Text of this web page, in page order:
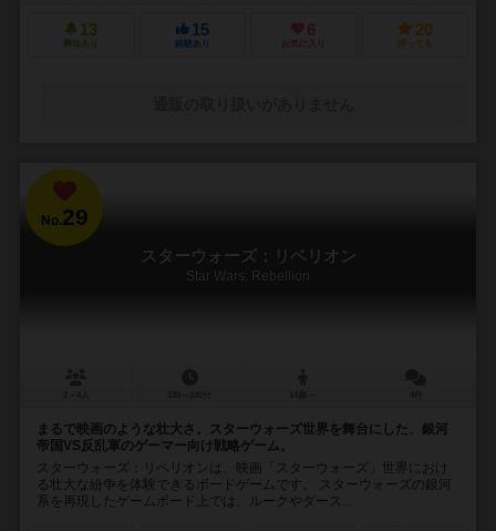
13
興味あり
15
経験あり
6
お気に入り
20
持ってる
No.29
スターウォーズ：リベリオン
Star Wars: Rebellion
まるで映画のような壮大さ。スターウォーズ世界を舞台にした、銀河
帝国VS反乱軍のゲーマー向け戦略ゲーム。
スターウォーズ：リベリオンは、映画「スターウォーズ」世界におけ
る壮大な紛争を体験できるボードゲームです。 スターウォーズの銀河
系を再現したゲームボード上では、ルークやダース...